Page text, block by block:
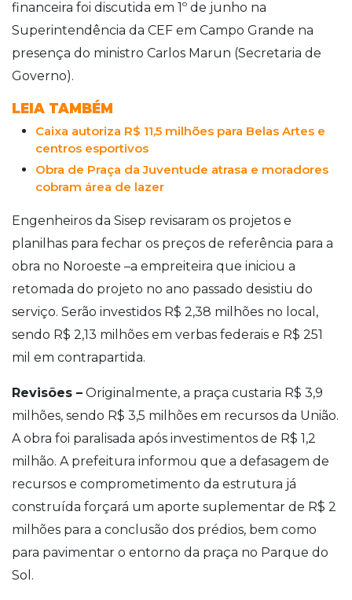
financeira foi discutida em 1º de junho na
Superintendência da CEF em Campo Grande na
presença do ministro Carlos Marun (Secretaria de
Governo).
LEIA TAMBÉM
Caixa autoriza R$ 11,5 milhões para Belas Artes e
centros esportivos
Obra de Praça da Juventude atrasa e moradores
cobram área de lazer
Engenheiros da Sisep revisaram os projetos e
planilhas para fechar os preços de referência para a
obra no Noroeste –a empreiteira que iniciou a
retomada do projeto no ano passado desistiu do
serviço. Serão investidos R$ 2,38 milhões no local,
sendo R$ 2,13 milhões em verbas federais e R$ 251
mil em contrapartida.
Revisões – Originalmente, a praça custaria R$ 3,9
milhões, sendo R$ 3,5 milhões em recursos da União.
A obra foi paralisada após investimentos de R$ 1,2
milhão. A prefeitura informou que a defasagem de
recursos e comprometimento da estrutura já
construída forçará um aporte suplementar de R$ 2
milhões para a conclusão dos prédios, bem como
para pavimentar o entorno da praça no Parque do
Sol.